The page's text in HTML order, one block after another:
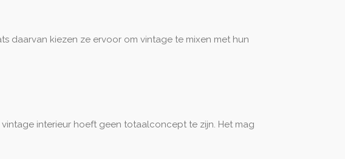
daarvan kiezen ze ervoor om vintage te mixen met hun
interieur hoeft geen totaalconcept te zijn. Het mag